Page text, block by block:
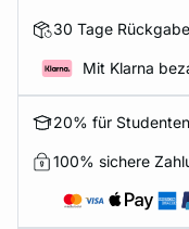
30 Tage
Mit Klarna
20% für Studenten
100% sichere